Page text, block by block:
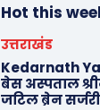
Hot this
उत्तराखंड
Kedarnath
बेस अस्पताल
जटिल ब्रेन